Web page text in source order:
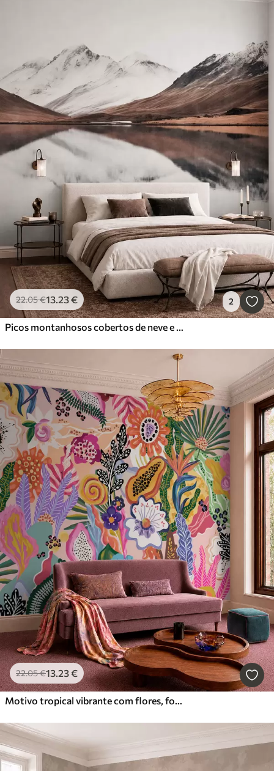
22.05€13.23€ 2
Picos montanhosos cobertos de neve e um lago tranquilo com um reflexo semelhante a um espelho
22.05€13.23€
Motivo tropical vibrante com flores, folhas e frutos coloridos